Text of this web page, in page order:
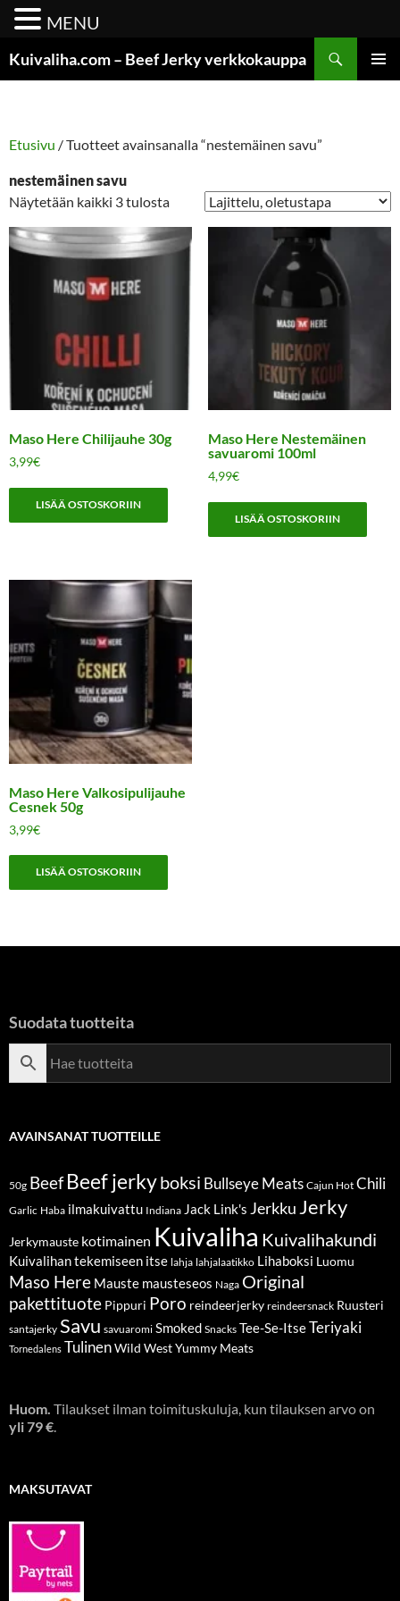
sisältöön
Kuivaliha.com – Beef Jerky verkkokauppa
Etusivu / Tuotteet avainsanalla “nestemäinen savu”
nestemäinen savu
Näytetään kaikki 3 tulosta
Maso Here Chilijauhe 30g
3,99€
LISÄÄ OSTOSKORIIN
Maso Here Nestemäinen
savuaromi 100ml
4,99€
LISÄÄ OSTOSKORIIN
Maso Here Valkosipulijauhe
Cesnek 50g
3,99€
LISÄÄ OSTOSKORIIN
Suodata tuotteita
AVAINSANAT TUOTTEILLE
50g Beef Beef jerkyboksi Bullseye Meats Cajun Hot Chili
Garlic Haba ilmakuivattu Indiana Jack Link's Jerkku Jerky
Jerkymauste kotimainen Kuivaliha Kuivalihakundi
Kuivalihan tekemiseen itse lahja lahjalaatikko Lihaboksi Luomu
Maso Here Mauste mausteseos Naga Original
pakettituote Pippuri Poro reindeerjerky reindeersnack Ruusteri
santajerky Savu savuaromi Smoked Snacks Tee-Se-ItseTeriyaki
Tornedalens TulinenWild WestYummy Meats
Huom. Tilaukset ilman toimituskuluja, kun tilauksen arvo on
yli 79 €.
MAKSUTAVAT
MENU